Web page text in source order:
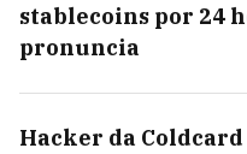
stablecoins por 24
pronuncia
Hacker da